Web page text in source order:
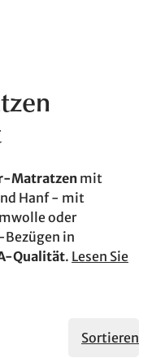
Matratzenmit
Hanf - mit
oder
in
Qualität. Lesen Sie
Sortieren